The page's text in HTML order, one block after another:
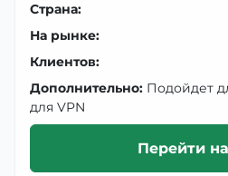
Страна:
На рынке:
Клиентов:
Дополнительно: Подойдет
для VPN
Перейти